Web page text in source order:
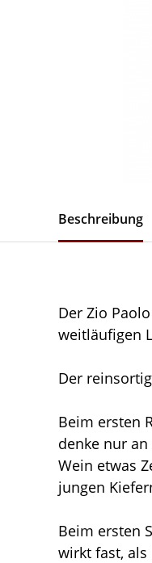
Beschreibung
Der Zio
weitläufigen
Der
Beim ersten
denke nur
Wein etwas
jungen
Beim ersten
wirkt fast,